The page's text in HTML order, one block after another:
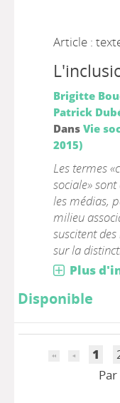
Article :
Brigitte
Patrick
Dans Vie
2015)
Les termes
sociale»
les médias,
milieu
suscitent
sur la
Plus
Disponible
1